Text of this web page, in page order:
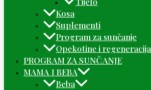
Kosa
Suplementi
Program za sunčanje
Opekotine i regeneracija
PROGRAM ZA SUNČANJE
MAMA I BEBA
Beba